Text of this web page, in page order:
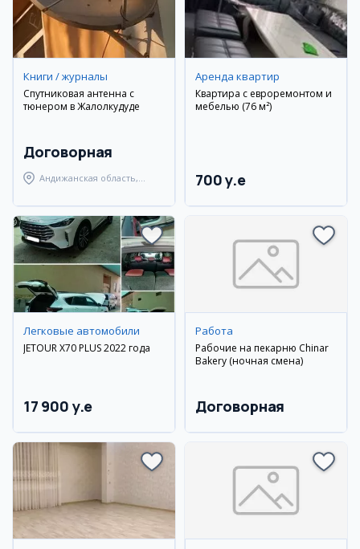
Книги / журналы
Спутниковая антенна с
тюнером в Жалолкудуде
Договорная
Андижанская область,
Аренда квартир
Квартира с евроремонтом и
мебелью (76 м²)
700 y.e
Легковые автомобили
JETOUR X70 PLUS 2022 года
17 900 y.e
Работа
Рабочие на пекарню Chinar
Bakery (ночная смена)
Договорная